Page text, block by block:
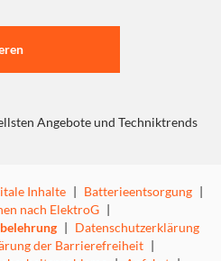
Angebote und Techniktrends
Inhalte | Batterieentsorgung |
nach ElektroG |
| Datenschutzerklärung
der Barrierefreiheit |